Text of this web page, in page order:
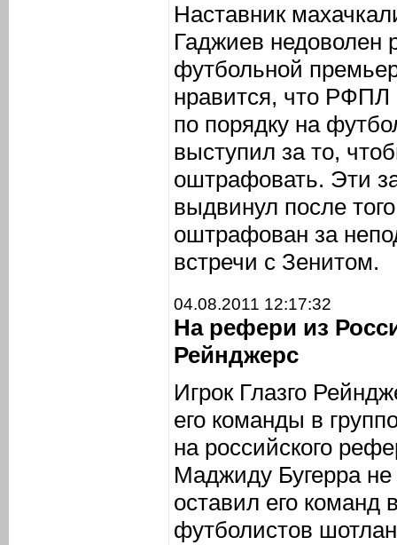
Наставник
Гаджиев недоволен
футбольной
нравится, что РФПЛ
по порядку на
выступил за то,
оштрафовать. Эти
выдвинул после
оштрафован за
встречи с Зенитом.
04.08.2011 12:17:32
На рефери из
Рейнджерс
Игрок Глазго
его команды в
на российского
Маджиду Бугерра не
оставил его команд
футболистов